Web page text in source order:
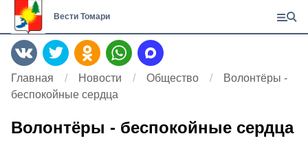
Вести Томари
Главная Новости Общество
Волонтёры -
беспокойные сердца
Волонтёры - беспокойные сердца